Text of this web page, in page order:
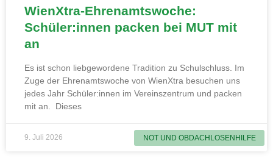
NOT UND OBDACHLOSENHILFE
WienXtra-Ehrenamtswoche:
Schüler:innen packen bei MUT mit
an
Es ist schon liebgewordene Tradition zu Schulschluss. Im
Zuge der Ehrenamtswoche von WienXtra besuchen uns
jedes Jahr Schüler:innen im Vereinszentrum und packen
mit an. Dieses
9. Juli 2026